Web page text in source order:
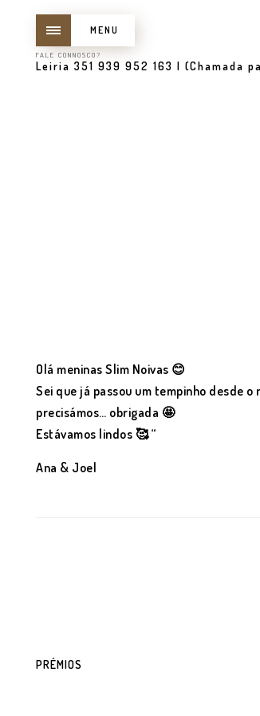
MENU
FALE CONNOSCO?
Leiria 351 939 952 163 | (Chamada
Olá meninas Slim Noivas 😊
Sei que já passou um tempinho desde
precisámos… obrigada 🤩
Estávamos lindos 🥰 “
Ana & Joel
PRÉMIOS